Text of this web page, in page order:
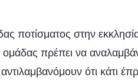
ποτίσματος στην
ομάδας πρέπει να
ότι κάτι